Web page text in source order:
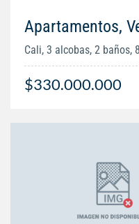
Apartamentos,
Cali, 3 alcobas, 2 baños,
$330.000.000